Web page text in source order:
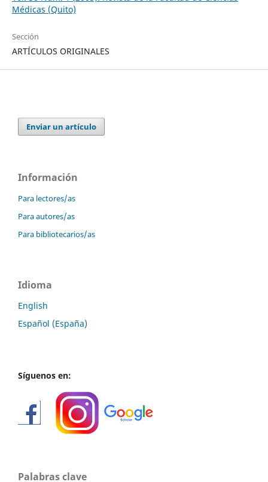
Médicas (Quito)
Sección
ARTÍCULOS ORIGINALES
Enviar un artículo
Información
Para lectores/as
Para autores/as
Para bibliotecarios/as
Idioma
English
Español (España)
Síguenos en:
Palabras clave